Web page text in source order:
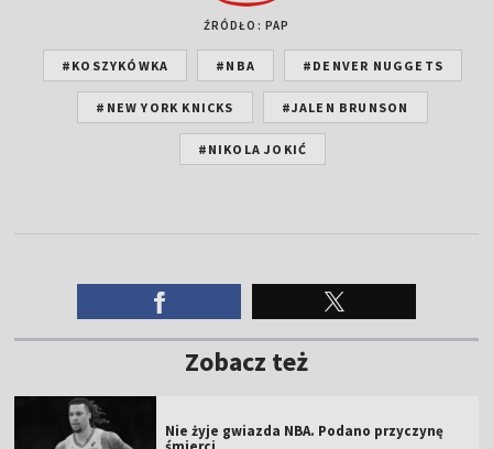
ŹRÓDŁO: PAP
#KOSZYKÓWKA #NBA #DENVER NUGGETS
#NEW YORK KNICKS #JALEN BRUNSON
#NIKOLA JOKIĆ
Zobacz też
Nie żyje gwiazda NBA. Podano przyczynę